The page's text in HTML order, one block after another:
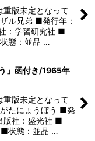
版未定となって
ル兄弟 ■発行年：
：学習研究社 ■
態：並品 …
」函付き/1965年
版未定となって
たにょうぼう ■発
社：盛光社 ■
■状態：並品 …